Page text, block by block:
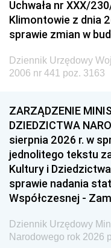
Uchwała nr XXX/
Klimontowie z dnia
sprawie zmian w
Dziennik Urzędowy
2006 nr 441 poz. 3163
ZARZĄDZENIE
DZIEDZICTWA
sierpnia 2026 r. w
jednolitego tekstu
Kultury i
sprawie nadania
Współczesnej -
Dziennik Urzędowy
Narodowego rok 2026